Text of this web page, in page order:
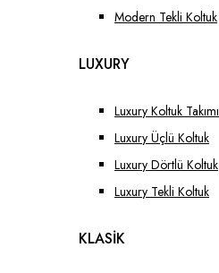
Modern Tekli Koltuk
LUXURY
Luxury Koltuk Takımı
Luxury Üçlü Koltuk
Luxury Dörtlü Koltuk
Luxury Tekli Koltuk
KLASİK